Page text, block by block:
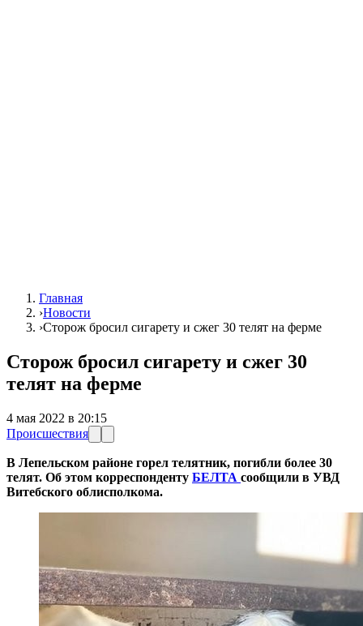
Главная
›Новости
›Сторож бросил сигарету и сжег 30 телят на ферме
Сторож бросил сигарету и сжег 30
телят на ферме
4 мая 2022 в 20:15
Происшествия
В Лепельском районе горел телятник, погибли более 30
телят. Об этом корреспонденту БЕЛТА сообщили в УВД
Витебского облисполкома.